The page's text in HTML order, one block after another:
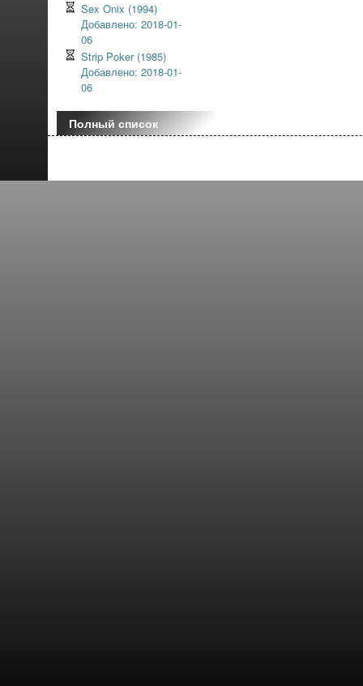
Sex Onix (1994)
Добавлено: 2018-01-
06
Strip Poker (1985)
Добавлено: 2018-01-
06
Полный список